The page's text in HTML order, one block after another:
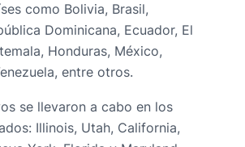
como Bolivia, Brasil,
Dominicana, Ecuador, El
Honduras, México,
entre otros.
se llevaron a cabo en los
Illinois, Utah, California,